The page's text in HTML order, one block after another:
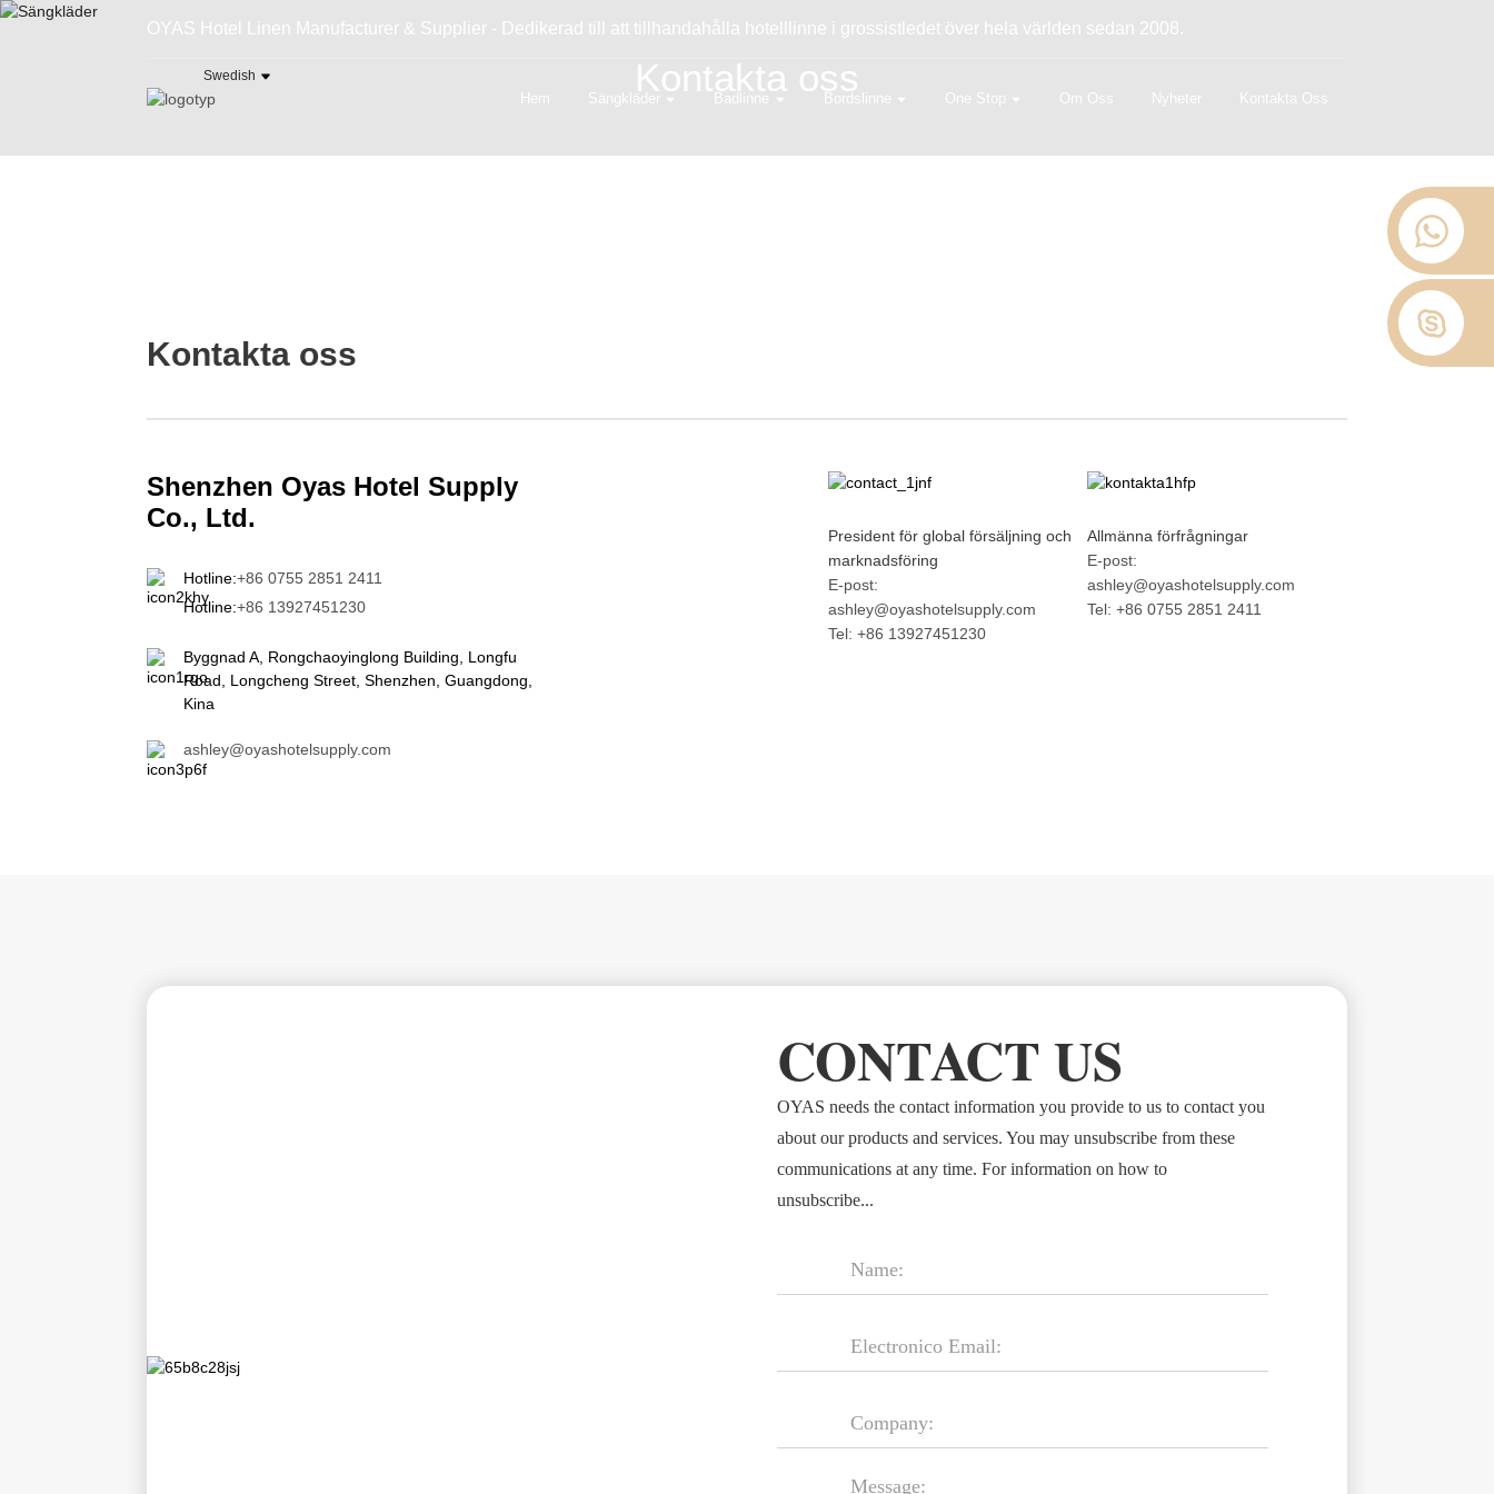
OYAS Hotel Linen Manufacturer & Supplier - Dedikerad till att tillhandahålla hotelllinne i grossistledet över hela världen sedan 2008.
Swedish
Hem Sängkläder Badlinne Bordslinne One Stop Om Oss Nyheter Kontakta Oss
Kontakta oss
Kontakta oss
Shenzhen Oyas Hotel Supply
Co., Ltd.
Hotline:+86 0755 2851 2411
Hotline:+86 13927451230
Byggnad A, Rongchaoyinglong Building, Longfu
Road, Longcheng Street, Shenzhen, Guangdong,
Kina
ashley@oyashotelsupply.com
President för global försäljning och
marknadsföring
E-post:
ashley@oyashotelsupply.com
Tel: +86 13927451230
Allmänna förfrågningar
E-post:
ashley@oyashotelsupply.com
Tel: +86 0755 2851 2411
CONTACT US
OYAS needs the contact information you provide to us to contact you
about our products and services. You may unsubscribe from these
communications at any time. For information on how to
unsubscribe...
Message: